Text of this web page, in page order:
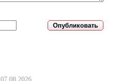
07.08.2026